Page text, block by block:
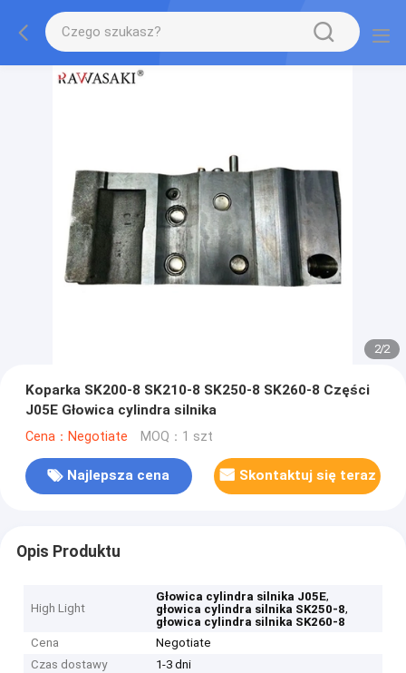
2/2
Koparka SK200-8 SK210-8 SK250-8 SK260-8 Części
J05E Głowica cylindra silnika
Cena：Negotiate MOQ：1 szt
Najlepsza cena Skontaktuj się teraz
Opis Produktu
High Light
Głowica cylindra silnika J05E,
głowica cylindra silnika SK250-8,
głowica cylindra silnika SK260-8
Cena
Negotiate
Czas dostawy
1-3 dni